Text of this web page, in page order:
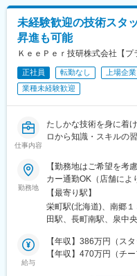
未経験歓迎の技術スタ
昇進も可能
ＫｅｅＰｅｒ技研株式会社【プ
正社員 転勤なし 上場企業
業種未経験歓迎
仕事内容
たしかな技術を身に着
ロから知識・スキルの
勤務地
【勤務地はご希望を考
カー通勤OK（店舗によ
越■東海■関西・中国・
進めています！＝＝＝
に、断熱対策済みの冷
な作業環境の整備を現
ください！
【最寄り駅】
栄町駅(北海道)、南郷
田駅、長町南駅、泉中
中央前橋駅、佐野のわ
宮駅、東浦和駅、浦和
給与
【年収】386万円（ス
【年収】470万円（チ